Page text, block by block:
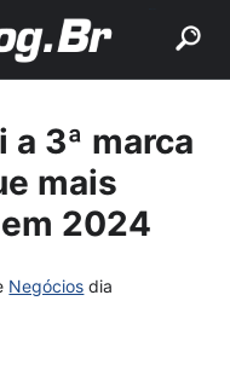
a 3ª marca
mais
2024
Negócios dia